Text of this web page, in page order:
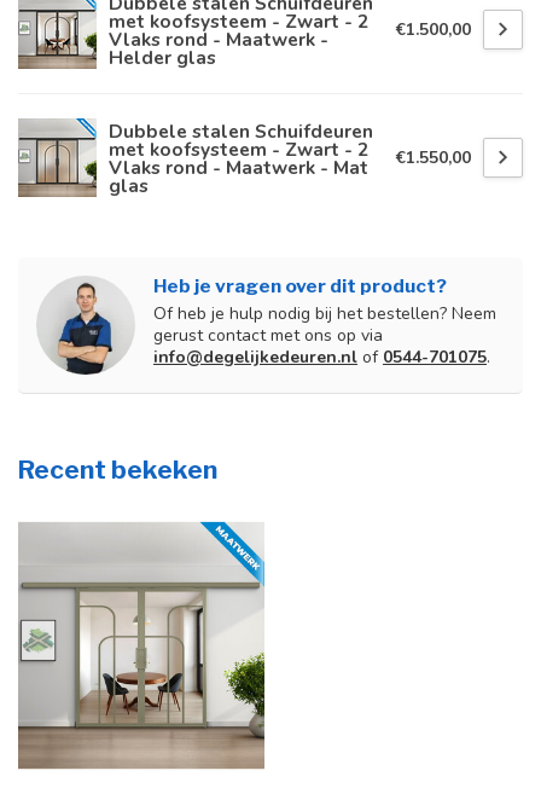
met koofsysteem - Zwart - 2
Vlaks rond - Maatwerk -
Helder glas
€1.500,00
Dubbele stalen Schuifdeuren
met koofsysteem - Zwart - 2
Vlaks rond - Maatwerk - Mat
glas
€1.550,00
Heb je vragen over dit product?
Of heb je hulp nodig bij het bestellen? Neem
gerust contact met ons op via
info@degelijkedeuren.nl of 0544-701075.
Recent bekeken